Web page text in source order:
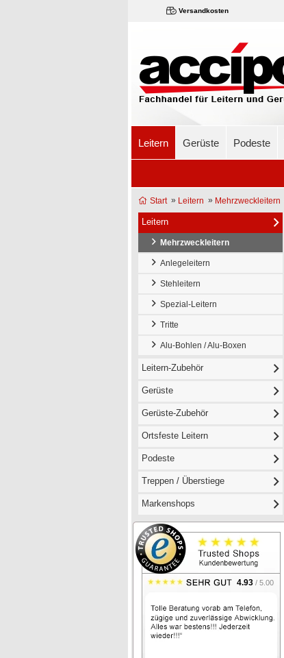
Versandkosten
Leitern Gerüste Podeste
Start» Leitern » Mehrzweckleitern
Leitern
Mehrzweckleitern
Anlegeleitern
Stehleitern
Spezial-Leitern
Tritte
Alu-Bohlen / Alu-Boxen
Leitern-Zubehör
Gerüste
Gerüste-Zubehör
Ortsfeste Leitern
Podeste
Treppen / Überstiege
Markenshops
4.93 / 5.00